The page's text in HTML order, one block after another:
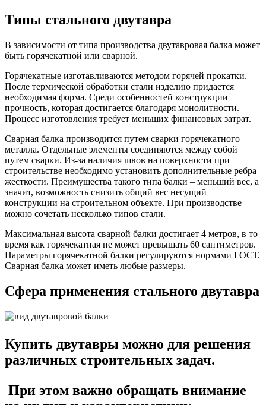
Типы стального двутавра
В зависимости от типа производства двутавровая балка может
быть горячекатной или сварной.
Горячекатные изготавливаются методом горячей прокатки.
После термической обработки стали изделию придается
необходимая форма. Среди особенностей конструкции
прочность, которая достигается благодаря монолитности.
Процесс изготовления требует меньших финансовых затрат.
Сварная балка производится путем сварки горячекатного
металла. Отдельные элементы соединяются между собой
путем сварки. Из-за наличия швов на поверхности при
строительстве необходимо установить дополнительные ребра
жесткости. Преимущества такого типа балки – меньший вес, а
значит, возможность снизить общий вес несущий
конструкции на строительном объекте. При производстве
можно сочетать несколько типов стали.
Максимальная высота сварной балки достигает 4 метров, в то
время как горячекатная не может превышать 60 сантиметров.
Параметры горячекатной балки регулируются нормами ГОСТ.
Сварная балка может иметь любые размеры.
Сфера применения стального двутавра
Купить двутавры можно для решения
различных строительных задач.
При этом важно обращать внимание